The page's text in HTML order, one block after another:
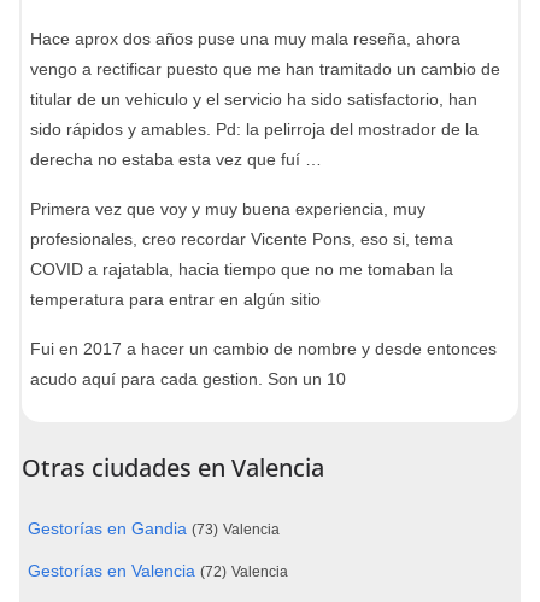
Hace aprox dos años puse una muy mala reseña, ahora
vengo a rectificar puesto que me han tramitado un cambio de
titular de un vehiculo y el servicio ha sido satisfactorio, han
sido rápidos y amables. Pd: la pelirroja del mostrador de la
derecha no estaba esta vez que fuí …
Primera vez que voy y muy buena experiencia, muy
profesionales, creo recordar Vicente Pons, eso si, tema
COVID a rajatabla, hacia tiempo que no me tomaban la
temperatura para entrar en algún sitio
Fui en 2017 a hacer un cambio de nombre y desde entonces
acudo aquí para cada gestion. Son un 10
Otras ciudades en Valencia
Gestorías en Gandia (73) Valencia
Gestorías en Valencia (72) Valencia